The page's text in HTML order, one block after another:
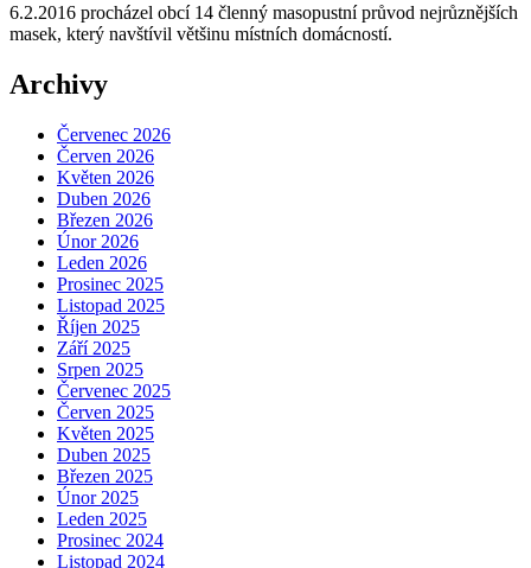
6.2.2016 procházel obcí 14 členný masopustní průvod nejrůznějších
masek, který navštívil většinu místních domácností.
Archivy
Červenec 2026
Červen 2026
Květen 2026
Duben 2026
Březen 2026
Únor 2026
Leden 2026
Prosinec 2025
Listopad 2025
Říjen 2025
Září 2025
Srpen 2025
Červenec 2025
Červen 2025
Květen 2025
Duben 2025
Březen 2025
Únor 2025
Leden 2025
Prosinec 2024
Listopad 2024